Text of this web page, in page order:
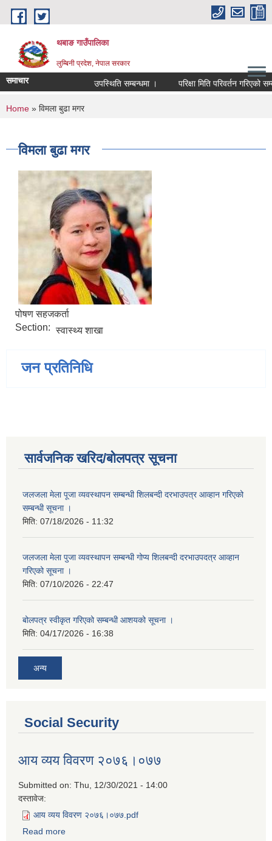
Skip to main content
थबाङ गाउँपालिका
लुम्बिनी प्रदेश, नेपाल सरकार
समाचार उपस्थिति सम्बन्धमा । परिक्षा मिति परिवर्तन गरिएको
You are here
Home » विमला बुढा मगर
विमला बुढा मगर
पोषण सहजकर्ता
Section: स्वास्थ्य शाखा
जन प्रतिनिधि
सार्वजनिक खरिद/बोलपत्र सूचना
जलजला मेला पूजा व्यवस्थापन सम्बन्धी शिलबन्दी दरभाउपत्र आव्हान गरिएको
सम्बन्धी सूचना ।
मिति: 07/18/2026 - 11:32
जलजला मेला पुजा व्यवस्थापन सम्बन्धी गोप्य शिलबन्दी दरभाउपदत्र आव्हान
गरिएको सूचना ।
मिति: 07/10/2026 - 22:47
बोलपत्र स्वीकृत गरिएको सम्बन्धी आशयको सूचना ।
मिति: 04/17/2026 - 16:38
अन्य
Social Security
आय व्यय विवरण २०७६।०७७
Submitted on: Thu, 12/30/2021 - 14:00
दस्तावेज:
आय व्यय विवरण २०७६।०७७.pdf
Read more